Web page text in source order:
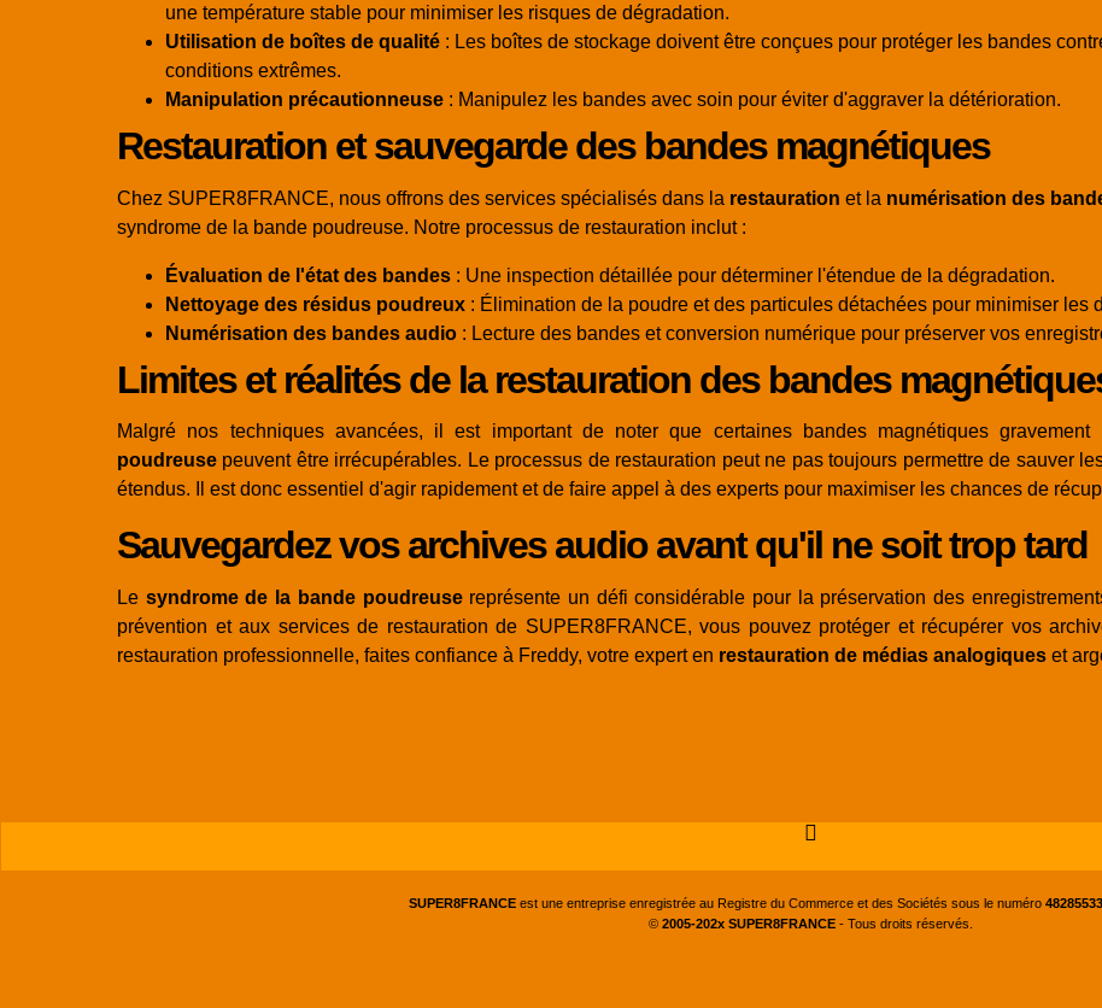
une température stable pour minimiser les risques de dégradation.
Utilisation de boîtes de qualité : Les boîtes de stockage doivent être conçues pour protéger les bandes
conditions extrêmes.
Manipulation précautionneuse : Manipulez les bandes avec soin pour éviter d'aggraver la détérioration.
Restauration et sauvegarde des bandes magnétiques
Chez SUPER8FRANCE, nous offrons des services spécialisés dans la restauration et la numérisation des
syndrome de la bande poudreuse. Notre processus de restauration inclut :
Évaluation de l'état des bandes : Une inspection détaillée pour déterminer l'étendue de la dégradation.
Nettoyage des résidus poudreux : Élimination de la poudre et des particules détachées pour minimiser les
Numérisation des bandes audio : Lecture des bandes et conversion numérique pour préserver vos
Limites et réalités de la restauration des bandes
Malgré nos techniques avancées, il est important de noter que certaines bandes magnétiques
poudreuse peuvent être irrécupérables. Le processus de restauration peut ne pas toujours permettre de sauver
étendus. Il est donc essentiel d'agir rapidement et de faire appel à des experts pour maximiser les chances de
Sauvegardez vos archives audio avant qu'il ne soit trop tard
Le syndrome de la bande poudreusereprésente un défi considérable pour la préservation des
prévention et aux services de restauration de SUPER8FRANCE, vous pouvez protéger et récupérer vos
restauration professionnelle, faites confiance à Freddy, votre expert en restauration de médias analogiques et
SUPER8FRANCE est une entreprise enregistrée au Registre du Commerce et des Sociétés sous le numéro
© 2005-202x SUPER8FRANCE- Tous droits réservés.